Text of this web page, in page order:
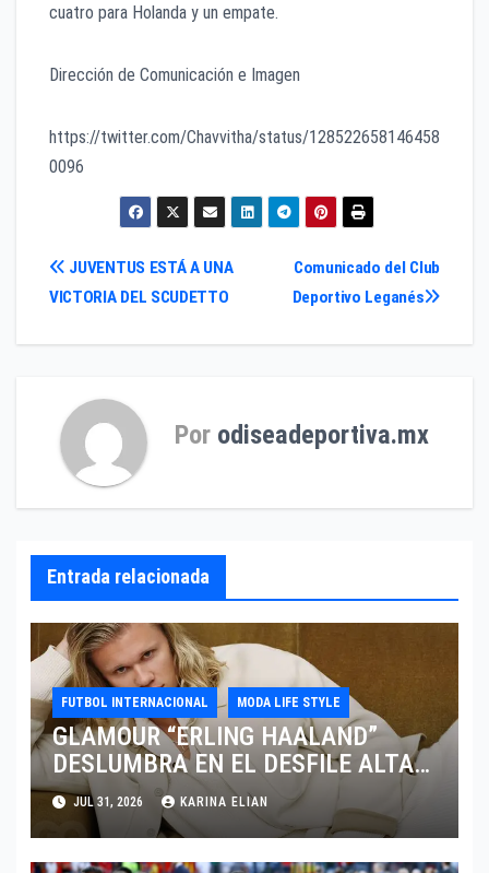
cuatro para Holanda y un empate.
Dirección de Comunicación e Imagen
https://twitter.com/Chavvitha/status/128522658146458
0096
Navegación
Comunicado del Club
Deportivo Leganés
JUVENTUS ESTÁ A UNA
VICTORIA DEL SCUDETTO
Por odiseadeportiva.mx
Entrada relacionada
FUTBOL INTERNACIONAL MODA LIFE STYLE
GLAMOUR “ERLING HAALAND”
DESLUMBRA EN EL DESFILE ALTA
SARTORIA DE DOLCE & GABBANA
TRAS EL MUNDIAL 2026
JUL 31, 2026 KARINA ELIAN